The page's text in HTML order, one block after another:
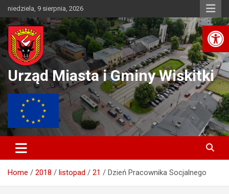
Skip
to
content
niedziela, 9 sierpnia, 2026
Urząd Miasta i Gminy Wiskitki
Home 2018 listopad 21 Dzień Pracownika Socjalnego